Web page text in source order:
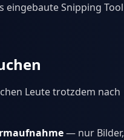
eingebaute Snipping Tool
Leute trotzdem nach
— nur Bilder,